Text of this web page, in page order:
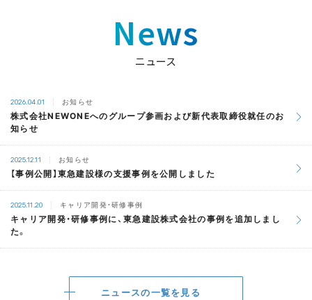
News
ニュース
2026.04.01 お知らせ
株式会社NEWONEへのグループ参画および新代表取締役就任のお
知らせ
2025.12.11 お知らせ
【事例公開】東急建設様の支援事例を公開しました
2025.11.20 キャリア開発・研修事例
キャリア開発・研修事例に、東急建設株式会社の事例を追加しまし
た。
ニュースの一覧を見る